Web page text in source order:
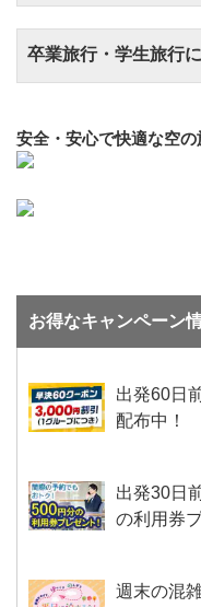
卒業旅行・学生旅行
安全・安心で快適な空の
お得なキャンペーン
出発60日
配布中！
出発30日
の利用券
週末の混